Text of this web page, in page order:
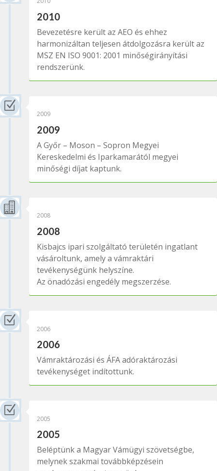
2010
Bevezetésre került az AEO és ehhez
harmonizáltan teljesen átdolgozásra került az
MSZ EN ISO 9001: 2001 minőségirányítási
rendszerünk.
Z
2009
2009
A Győr – Moson – Sopron Megyei
Kereskedelmi és Iparkamarától megyei
minőségi díjat kaptunk.

2008
2008
Kisbajcs ipari szolgáltató területén ingatlant
vásároltunk, amely a vámraktári
tevékenységünk helyszíne.
Az önadózási engedély megszerzése.
Z
2006
2006
Vámraktározási és ÁFA adóraktározási
tevékenységet indítottunk.
Z
2005
2005
Beléptünk a Magyar Vámügyi szövetségbe,
melynek szakmai továbbképzésein